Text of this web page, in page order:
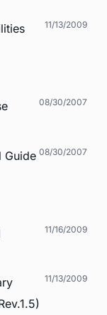
11/13/2009
08/30/2007
Guide 08/30/2007
11/16/2009
11/13/2009